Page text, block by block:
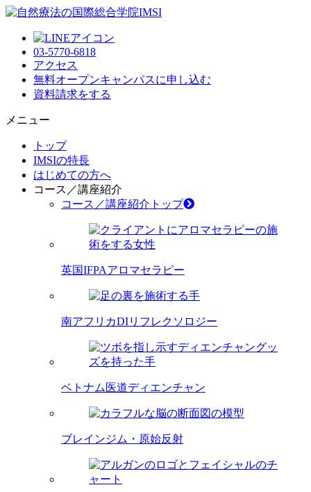
03-5770-6818
アクセス
無料オープンキャンパスに申し込む
資料請求をする
メニュー
トップ
IMSIの特長
はじめての方へ
コース／講座紹介
コース／講座紹介トップ
英国IFPAアロマセラピー
南アフリカDIリフレクソロジー
ベトナム医道ディエンチャン
ブレインジム・原始反射